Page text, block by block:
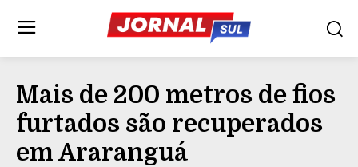
Mais de 200 metros de fios
furtados são recuperados
em Araranguá